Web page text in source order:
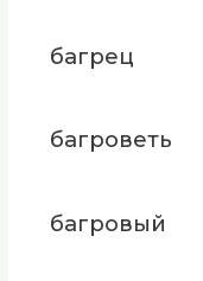
багрец
багроветь
багровый